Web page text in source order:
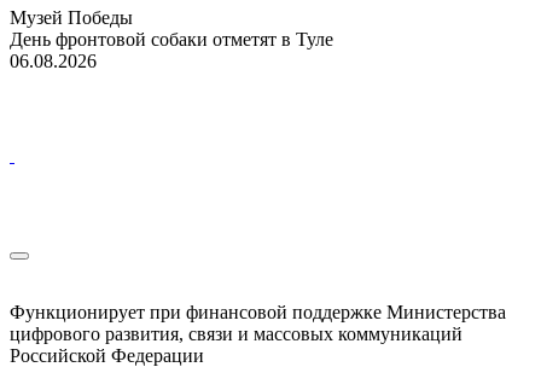
Музей Победы
День фронтовой собаки отметят в Туле
06.08.2026
Функционирует при финансовой поддержке Министерства
цифрового развития, связи и массовых коммуникаций
Российской Федерации